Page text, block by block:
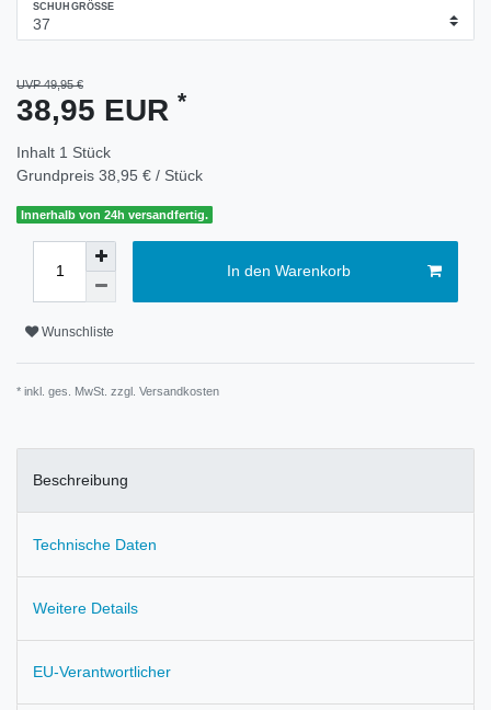
SCHUHGRÖSSE
UVP 49,95 €
38,95 EUR *
Inhalt 1 Stück
Grundpreis 38,95 € / Stück
Innerhalb von 24h versandfertig.
In den Warenkorb
Wunschliste
* inkl. ges. MwSt. zzgl. Versandkosten
Beschreibung
Technische Daten
Weitere Details
EU-Verantwortlicher